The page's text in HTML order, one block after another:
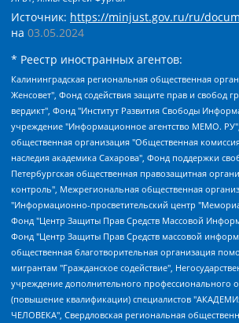
Источник: https://minjust.gov.ru/ru/
на 03.05.2024
* Реестр иностранных агентов:
Калининградская региональная общественная организация "Экозащита!-Женсовет", Фонд содействия защите прав и свобод граждан "Общественный вердикт", Фонд "Институт Развития Свободы Информации", Частное учреждение "Информационное агентство МЕМО. РУ", Региональная общественная организация "Общественная комиссия по сохранению наследия академика Сахарова", Фонд поддержки свободы прессы, Санкт-Петербургская общественная правозащитная организация "Гражданский контроль", Межрегиональная общественная организация "Информационно-просветительский центр "Мемориал", Региональный Фонд "Центр Защиты Прав Средств Массовой Информации", с 05.12.2023 Фонд "Центр Защиты Прав Средств массовой информации", Региональная общественная благотворительная организация помощи беженцам и мигрантам "Гражданское содействие", Негосударственное образовательное учреждение дополнительного профессионального образования (повышение квалификации) специалистов "АКАДЕМИЯ ПО ПРАВАМ ЧЕЛОВЕКА", Свердловская региональная общественная организация "Сутяжник", Автономная некоммерческая организация "Центр независимых социологических исследований", Союз общественных объединений "Российский исследовательский центр по правам человека", Региональное общественное учреждение научно-информационный центр "МЕМОРИАЛ", Некоммерческая организация "Фонд защиты гласности", Автономная некоммерческая организация "Институт прав человека", Городская общественная организация "Екатеринбургское общество "МЕМОРИАЛ", Городская общественная организация "Рязанское историко-просветительское и правозащитное общество "Мемориал" (Рязанский Мемориал), Челябинский региональный орган общественной самодеятельности – женское общественное объединение "Женщины Евразии", Челябинский региональный орган общественной самодеятельности "Уральская правозащитная группа", Фонд содействия защите здоровья и социальной справедливости имени Андрея Рылькова, Автономная Некоммерческая Организация "Аналитический Центр Юрия Левады", Автономная некоммерческая организация социальной поддержки населения "Проект Апрель", Региональная общественная организация помощи женщинам и детям, находящимся в кризисной ситуации "Информационно-методический центр "Анна", Фонд содействия развитию массовых коммуникаций и правовому просвещению "Так-так-Так", Фонд содействия устойчивому развитию "Серебряная тайга", Свердловский региональный общественный фонд социальных проектов "Новое время", "Idel.Реалии", Кавказ.Реалии, Крым.Реалии, Телеканал Настоящее Время, Татаро-башкирская служба Радио Свобода (Azatliq Radiosi), Радио Свободная Европа/Радио Свобода (PCE/PC), "Сибирь.Реалии", "Фактограф", Благотворительный фонд помощи осужденным и их семьям, Автономная некоммерческая организация "Институт глобализации и социальных движений", Фонд "В защиту прав заключенных", Частное учреждение "Центр поддержки и содействия развитию средств массовой информации", Пензенский региональный общественный благотворительный фонд "Гражданский союз", "Север.Реалии", Некоммерческая организация Фонд "Правовая инициатива", Общество с ограниченной ответственностью "Радио Свободная Европа/Радио Свобода", Чешское информационное агентство "MEDIUM-ORIENT", Красноярская региональная общественная организация "Мы против СПИДа", Камалягин Денис Николаевич, Маркелов Сергей Евгеньевич, Пономарев Лев Александрович, Савицкая Людмила Алексеевна, Автономная некоммерческая организация "Центр по работе с проблемой насилия "НАСИЛИЮ.НЕТ", Межрегиональный профессиональный союз работников здравоохранения "Альянс врачей", Юридическое лицо, зарегистрированное в Латвийской Республике, SIA "Medusa Project" (регистрационный номер 40103797863, дата регистрации 10.06.2014), Некоммерческая организация "Фонд по борьбе с коррупцией", Автономная некоммерческая организация "Институт права и публичной политики", Баданин Роман Сергеевич, Гликин Максим Александрович, Железнова Мария Михайловна, Лукьянова Юлия Сергеевна, Маетная Елизавета Витальевна, Маняхин Петр Борисович, Чуракова Ольга Владимировна, Ярош Юлия Петровна, Юридическое лицо "The Insider SIA", зарегистрированное в Риге, Латвийская Республика (дата регистрации 26.06.2015), являющееся администратором доменного имени интернет-издания "The Insider SIA", https://theins.ru, Постернак Алексей Евгеньевич, Рубин Михаил Аркадьевич, Анин Роман Александрович, Юридическое лицо Istories fonds, зарегистрированное в Латвийской Республике (регистрационный номер 50008295751, дата регистрации 24.02.2020), Великовский Дмитрий Александрович, Долинина Ирина Николаевна, Мароховская Алеся Алексеевна, Шлейнов Роман Юрьевич, Шмагун Олеся Валентиновна, Общество с ограниченной ответственностью "Альтаир 2021", Общество с ограниченной ответственностью "Вега 2021", Общество с ограниченной ответственностью "Главный редактор 2021", Общество с ограниченной ответственностью "Ромашки монолит", Важенков Артем Валерьевич, Ивановская областная общественная организация "Центр гендерных исследований", Гурман Юрий Альбертович, Медиапроект "ОВД-Инфо", Егоров Владимир Владимирович, Жилинский Владимир Александрович, Общество с ограниченной ответственностью "ЗП", Иванова София Юрьевна, Карезина Инна Павловна, Кильтау Екатерина Викторовна, Петров Алексей Викторович, Пискунов Сергей Евгеньевич, Смирнов Сергей Сергеевич, Тихонов Михаил Сергеевич, Общество с ограниченной ответственностью "ЖУРНАЛИСТ-ИНОСТРАННЫЙ АГЕНТ", Арапова Галина Юрьевна, Вольтская Татьяна Анатольевна, Американская компания "Mason G.E.S. Anonymous Foundation" (США), являющаяся владельцем интернет-издания https://mnews.world/, Компания "Stichting Bellingcat", зарегистрированная в Нидерландах (дата регистрации 11.07.2018), Захаров Андрей Вячеславович, Клепиковская Екатерина Дмитриевна, Общество с ограниченной ответственностью "МЕМО", Перл Роман Александрович, Симонов Евгений Алексеевич, Соловьева Елена Анатольевна, Сотников Даниил Владимирович, Сурначева Елизавета Дмитриевна, Автономная некоммерческая организация по защите прав человека и информированию населения "Якутия – Наше Мнение", Общество с ограниченной ответственностью "Москоу диджитал медиа", с 26.01.2023 Общество с ограниченной ответственностью "Чайка Белые сады", Ветошкина Валерия Валерьевна, Заговора Максим Александрович, Межрегиональное общественное движение "Российская ЛГБТ - сеть", Оленичев Максим Владимирович, Павлов Иван Юрьевич, Скворцова Елена Сергеевна, Общество с ограниченной ответственностью "Как бы инагент", Кочетков Игорь Викторович, Общество с ограниченной ответственностью "Честные выборы", Еланчик Олег Александрович, Общество с ограниченной ответственностью "Нобелевский призыв", Гималова Регина Эмилевна, Григорьев Андрей Валерьевич, Григорьева Алина Александровна, Ассоциация по содействию защите прав призывников, альтернативнослужащих и военнослужащих "Правозащитная группа "Гражданин.Армия.Право", Хисамова Регина Фаритовна, Автономная некоммерческая организация по реализации социально-правовых программ "Лилит", Дальневосточное общественное движение "Маяк", Санкт-Петербургская ЛГБТ-инициативная группа "Выход", Инициативная группа ЛГБТ+ "Реверс", Алексеев Андрей Викторович, Бекбулатова Таисия Львовна, Беляев Иван Михайлович,